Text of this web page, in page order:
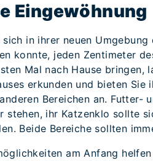
Eingewöhnung
in ihrer neuen
konnte, jeden Zentimeter
Mal nach Hause bringen,
erkunden und bieten Sie
Bereichen an. Futter-
stehen, ihr Katzenklo sollte
Beide Bereiche sollten
am Anfang